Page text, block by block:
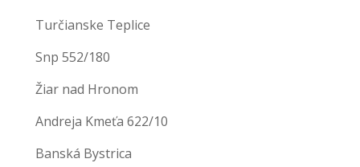
Turčianske Teplice
Snp 552/180
Žiar nad Hronom
Andreja Kmeťa 622/10
Banská Bystrica